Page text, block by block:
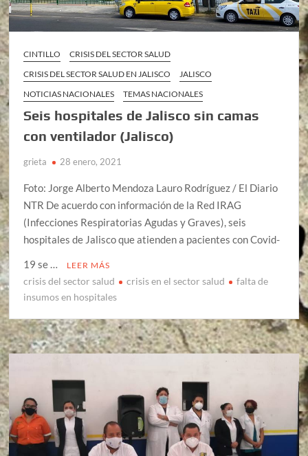
CINTILLO
CRISIS DEL SECTOR SALUD
CRISIS DEL SECTOR SALUD EN JALISCO
JALISCO
NOTICIAS NACIONALES
TEMAS NACIONALES
Seis hospitales de Jalisco sin camas
con ventilador (Jalisco)
grieta 28 enero, 2021
Foto: Jorge Alberto Mendoza Lauro Rodríguez / El Diario
NTR De acuerdo con información de la Red IRAG
(Infecciones Respiratorias Agudas y Graves), seis
hospitales de Jalisco que atienden a pacientes con Covid-
19 se …
LEER MÁS
crisis del sector salud crisis en el sector salud
falta de
insumos en hospitales